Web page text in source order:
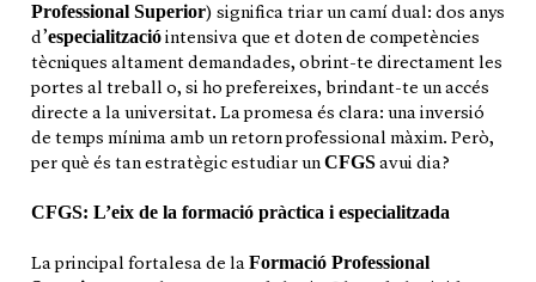
Professional Superior) significa triar un camí dual: dos anys
d’especialització intensiva que et doten de competències
tècniques altament demandades, obrint-te directament les
portes al treball o, si ho prefereixes, brindant-te un accés
directe a la universitat. La promesa és clara: una inversió
de temps mínima amb un retorn professional màxim. Però,
per què és tan estratègic estudiar un CFGS avui dia?
CFGS: L’eix de la formació pràctica i especialitzada
La principal fortalesa de la Formació Professional